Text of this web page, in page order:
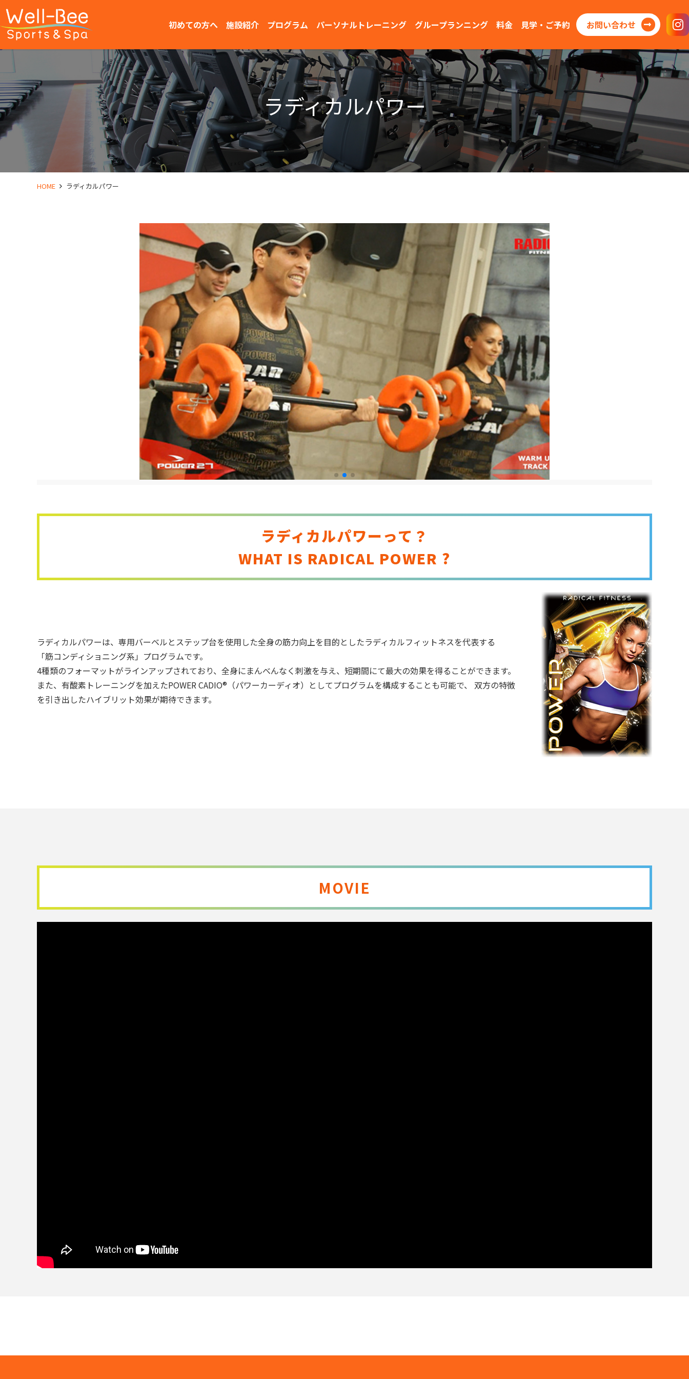
初めての方へ 施設紹介 プログラム パーソナルトレーニング グループランニング 料金 見学・ご予約 お問い合わせ
ラディカルパワー
HOME ラディカルパワー
ラディカルパワーって？
WHAT IS RADICAL POWER ?
ラディカルパワーは、専用バーベルとステップ台を使用した全身の筋力向上を目的としたラディカルフィットネスを代表する
「筋コンディショニング系」プログラムです。
4種類のフォーマットがラインアップされており、全身にまんべんなく刺激を与え、短期間にて最大の効果を得ることができます。
また、有酸素トレーニングを加えたPOWER CADIO®（パワーカーディオ）としてプログラムを構成することも可能で、 双方の特徴
を引き出したハイブリット効果が期待できます。
MOVIE